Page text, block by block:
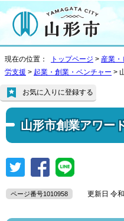
現在の位置： トップページ > 産業・
労支援 > 起業・創業・ベンチャー >
山形市創業アワー
お気に入りに登録する
ページ番号1010958 更新日 令